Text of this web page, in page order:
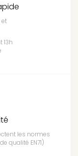
les normes
qualité EN71)